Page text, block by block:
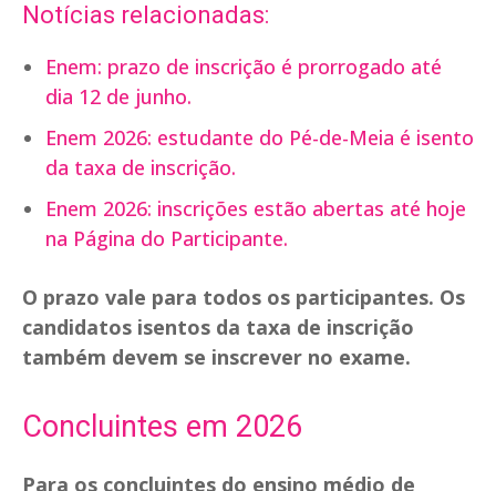
Notícias relacionadas:
Enem: prazo de inscrição é prorrogado até
dia 12 de junho.
Enem 2026: estudante do Pé-de-Meia é isento
da taxa de inscrição.
Enem 2026: inscrições estão abertas até hoje
na Página do Participante.
O prazo vale para todos os participantes. Os
candidatos isentos da taxa de inscrição
também devem se inscrever no exame.
Concluintes em 2026
Para os concluintes do ensino médio de